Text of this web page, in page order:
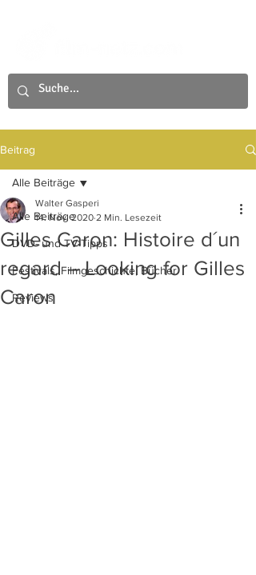
Beitrag
Alle Beiträge
DVD- und TV-Tipps
Festivals, Filmgeschichte, Bücher
Reviews
Alle Beiträge
Gilles Caron: Histoire d´un
regard – Looking for Gilles
Caron
Walter Gasperi
14. Nov. 2020 2 Min. Lesezeit